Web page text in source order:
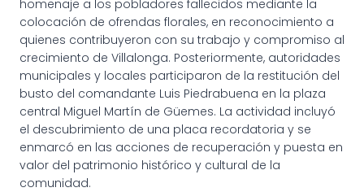
homenaje a los pobladores fallecidos mediante la
colocación de ofrendas florales, en reconocimiento a
quienes contribuyeron con su trabajo y compromiso al
crecimiento de Villalonga. Posteriormente, autoridades
municipales y locales participaron de la restitución del
busto del comandante Luis Piedrabuena en la plaza
central Miguel Martín de Güemes. La actividad incluyó
el descubrimiento de una placa recordatoria y se
enmarcó en las acciones de recuperación y puesta en
valor del patrimonio histórico y cultural de la
comunidad.